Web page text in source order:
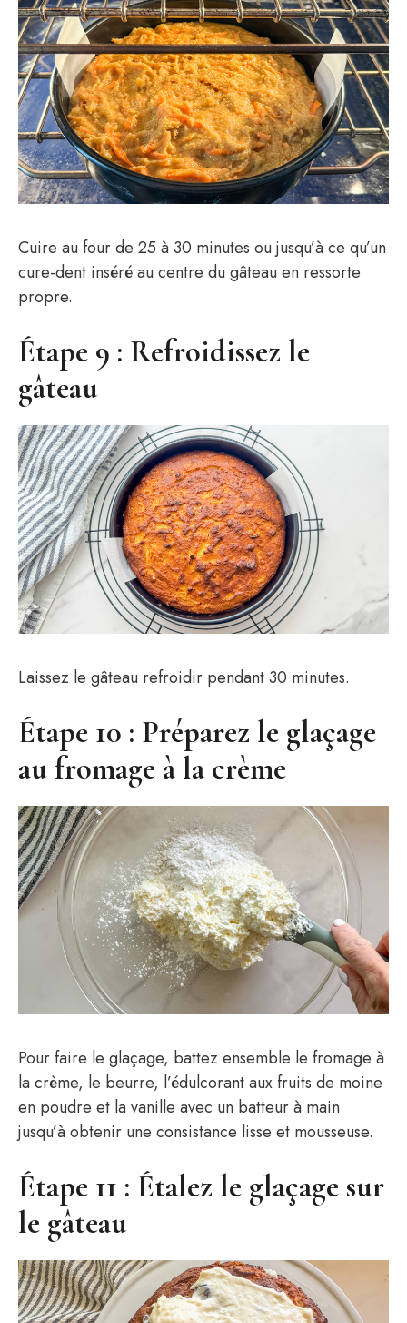
Cuire au four de 25 à 30 minutes ou jusqu’à ce qu’un
cure-dent inséré au centre du gâteau en ressorte
propre.
Étape 9 : Refroidissez le
gâteau
Laissez le gâteau refroidir pendant 30 minutes.
Étape 10 : Préparez le glaçage
au fromage à la crème
Pour faire le glaçage, battez ensemble le fromage à
la crème, le beurre, l’édulcorant aux fruits de moine
en poudre et la vanille avec un batteur à main
jusqu’à obtenir une consistance lisse et mousseuse.
Étape 11 : Étalez le glaçage sur
le gâteau